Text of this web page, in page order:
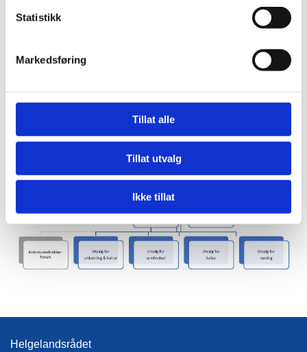
Statistikk
Markedsføring
Tillat alle
Tillat utvalg
Ikke tillat
Sekretariat (1,5 årsverk)
Helgelandsrådet